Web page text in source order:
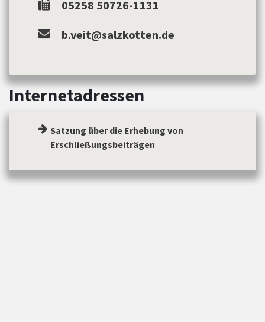
05258 50726-1131
b.veit@salzkotten.de
Internetadressen
Satzung über die Erhebung von
Erschließungsbeiträgen